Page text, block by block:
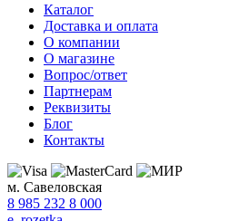
Каталог
Доставка и оплата
О компании
О магазине
Вопрос/ответ
Партнерам
Реквизиты
Блог
Контакты
м. Савеловская
8 985 232 8 000